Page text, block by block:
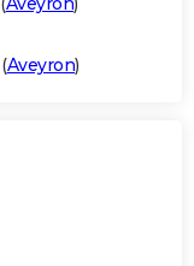
(Aveyron)